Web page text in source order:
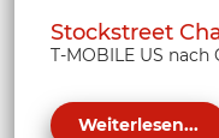
Stockstreet
T-MOBILE US
Weiterlesen...